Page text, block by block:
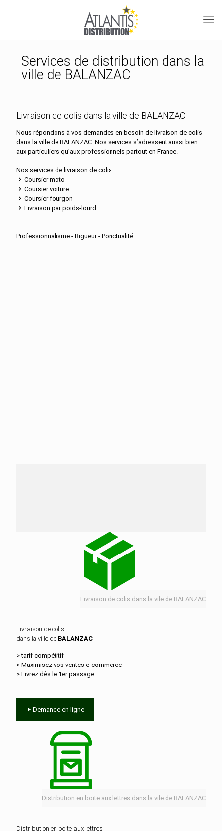
Services de distribution dans la
ville de BALANZAC
Livraison de colis dans la ville de BALANZAC
Nous répondons à vos demandes en besoin de livraison de colis
dans la ville de BALANZAC. Nos services s’adressent aussi bien
aux particuliers qu’aux professionnels partout en France.
Nos services de livraison de colis :
Coursier moto
Coursier voiture
Coursier fourgon
Livraison par poids-lourd
Professionnalisme - Rigueur - Ponctualité
Livraison de colis dans la vile de BALANZAC
Livraison de colis
dans la ville de BALANZAC
> tarif compétitif
> Maximisez vos ventes e‑commerce
> Livrez dès le 1er passage
Demande en ligne
Distribution en boite aux lettres dans la vile de BALANZAC
Distribution en boite aux lettres